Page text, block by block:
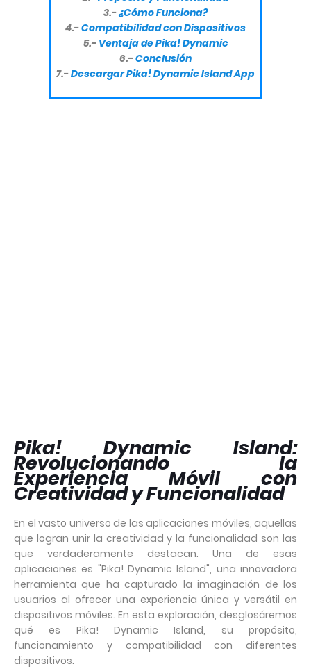
3.-¿Cómo Funciona?
4.-Compatibilidad con Dispositivos
5.- Ventaja de Pika! Dynamic
6.-Conclusión
7.-Descargar Pika! Dynamic Island App
Pika! Dynamic Island:
Revolucionando la
Experiencia Móvil con
Creatividad y Funcionalidad
En el vasto universo de las aplicaciones móviles, aquellas
que logran unir la creatividad y la funcionalidad son las
que verdaderamente destacan. Una de esas
aplicaciones es "Pika! Dynamic Island", una innovadora
herramienta que ha capturado la imaginación de los
usuarios al ofrecer una experiencia única y versátil en
dispositivos móviles. En esta exploración, desglosáremos
qué es Pika! Dynamic Island, su propósito,
funcionamiento y compatibilidad con diferentes
dispositivos.